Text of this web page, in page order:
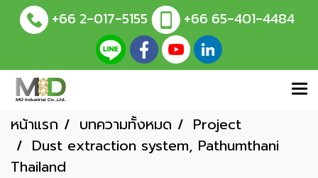
+66 2-017-5155 +66 65-401-4484
หน้าแรก บทความทั้งหมด
Project
Dust extraction system, Pathumthani
Thailand